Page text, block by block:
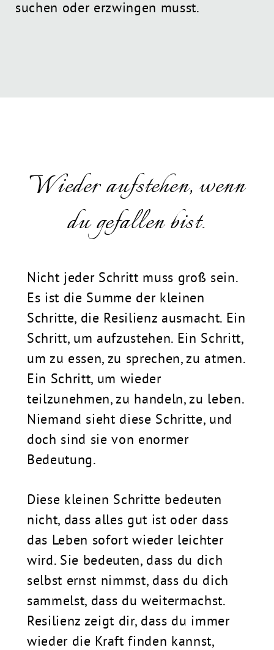
suchen oder erzwingen musst.
Wieder aufstehen, wenn
du gefallen bist.
Nicht jeder Schritt muss groß sein.
Es ist die Summe der kleinen
Schritte, die Resilienz ausmacht. Ein
Schritt, um aufzustehen. Ein Schritt,
um zu essen, zu sprechen, zu atmen.
Ein Schritt, um wieder
teilzunehmen, zu handeln, zu leben.
Niemand sieht diese Schritte, und
doch sind sie von enormer
Bedeutung.
Diese kleinen Schritte bedeuten
nicht, dass alles gut ist oder dass
das Leben sofort wieder leichter
wird. Sie bedeuten, dass du dich
selbst ernst nimmst, dass du dich
sammelst, dass du weitermachst.
Resilienz zeigt dir, dass du immer
wieder die Kraft finden kannst,